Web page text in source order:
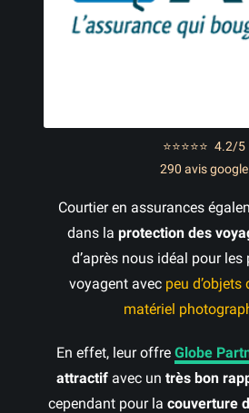
⭐⭐⭐⭐⭐ 4.2/5
290 avis google
Courtier en assurances
dans la protection des
d’après nous idéal pour les
voyagent avec peu d’objets
matériel
En effet, leur offre Globe
attractifavec un très bon
cependant pour la couverture